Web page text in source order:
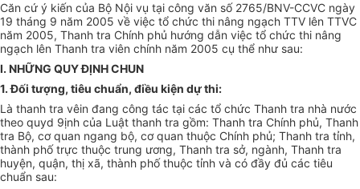
Căn cứ ý kiến của Bộ Nội vụ tại công văn số 2765/BNV-CCVC ngày
19 tháng 9 năm 2005 về việc tổ chức thi nâng ngạch TTV lên TTVC
năm 2005, Thanh tra Chính phủ hướng dẫn việc tổ chức thi nâng
ngạch lên Thanh tra viên chính năm 2005 cụ thể như sau:
I. NHỮNG QUY ĐỊNH CHUN
1. Đối tượng, tiêu chuẩn, điều kiện dự thi:
Là thanh tra vêin đang công tác tại các tổ chức Thanh tra nhà nước
theo quyd 9ịnh của Luật thanh tra gồm: Thanh tra Chính phủ, Thanh
tra Bộ, cơ quan ngang bộ, cơ quan thuộc Chính phủ; Thanh tra tỉnh,
thành phố trực thuộc trung ương, Thanh tra sở, ngành, Thanh tra
huyện, quận, thị xã, thành phố thuộc tỉnh và có đầy đủ các tiêu
chuẩn sau: